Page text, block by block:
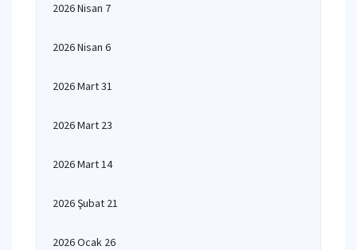
2026 Nisan 7
2026 Nisan 6
2026 Mart 31
2026 Mart 23
2026 Mart 14
2026 Şubat 21
2026 Ocak 26